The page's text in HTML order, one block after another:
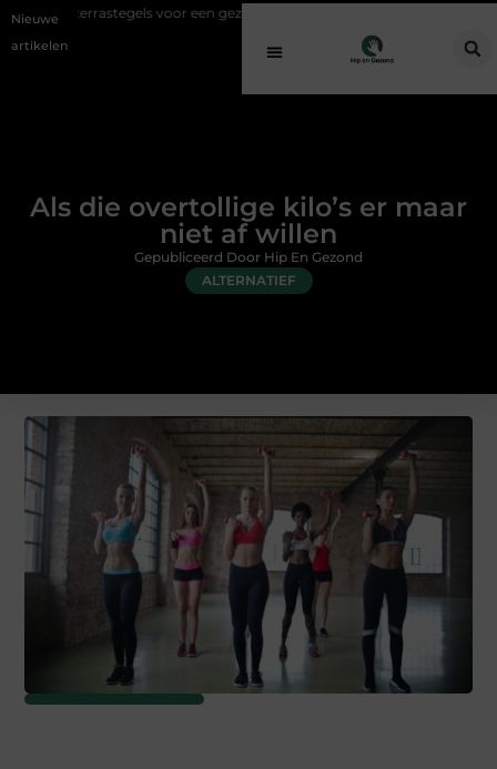
Nieuwe
artikelen
voor een gezonde buitenplek
Als die overtollige kilo’s er maar
niet af willen
ALTERNATIEF
Gepubliceerd Door Hip En Gezond